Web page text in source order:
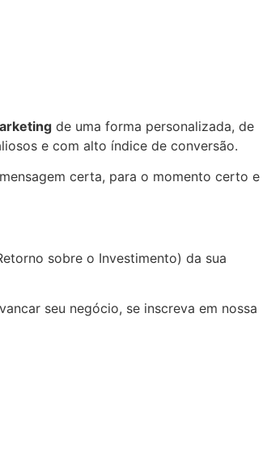
de uma forma personalizada, de
e com alto índice de conversão.
certa, para o momento certo e
sobre o Investimento) da sua
seu negócio, se inscreva em nossa